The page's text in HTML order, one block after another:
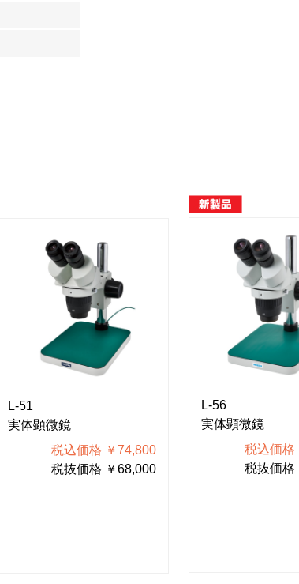
L-51
実体顕微鏡
税込価格 ￥74,800
税抜価格 ￥68,000
L-56
実体顕微鏡
税込価格
税抜価格